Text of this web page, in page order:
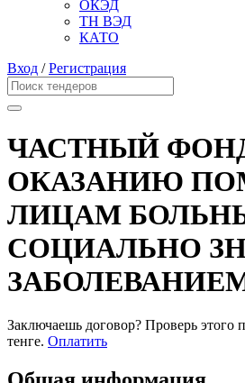
ОКЭД
ТН ВЭД
КАТО
Вход /Регистрация
ЧАСТНЫЙ
ОКАЗАНИЮ
ЛИЦАМ
СОЦИАЛЬНО
Заключаешь договор? Проверь этого
тенге. Оплатить